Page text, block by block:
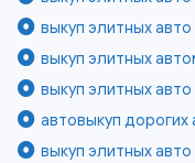
выкуп элитных
выкуп элитных
выкуп элитных
автовыкуп дорогих
выкуп элитных